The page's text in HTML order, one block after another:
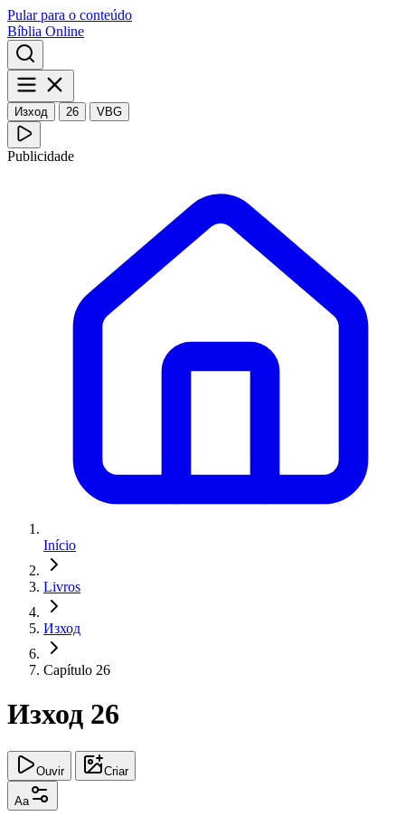
Pular para o conteúdo
Bíblia Online
Изход 26 VBG
Publicidade
Início
Livros
Изход
Capítulo 26
Изход 26
Ouvir Criar
Aa